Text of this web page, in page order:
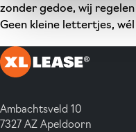
zonder gedoe, wij
Geen kleine lettertjes,
Ambachtsveld 10
7327 AZ Apeldoorn